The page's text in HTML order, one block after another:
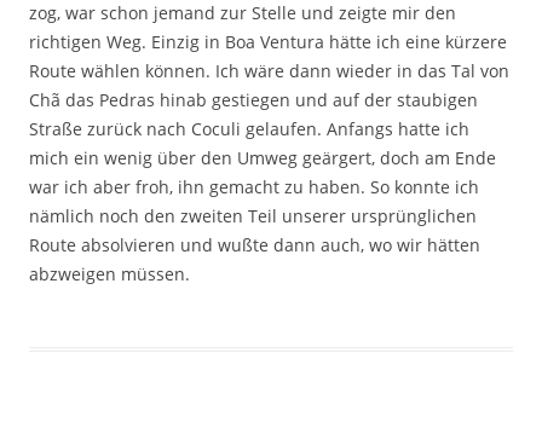
zog, war schon jemand zur Stelle und zeigte mir den
richtigen Weg. Einzig in Boa Ventura hätte ich eine kürzere
Route wählen können. Ich wäre dann wieder in das Tal von
Chã das Pedras hinab gestiegen und auf der staubigen
Straße zurück nach Coculi gelaufen. Anfangs hatte ich
mich ein wenig über den Umweg geärgert, doch am Ende
war ich aber froh, ihn gemacht zu haben. So konnte ich
nämlich noch den zweiten Teil unserer ursprünglichen
Route absolvieren und wußte dann auch, wo wir hätten
abzweigen müssen.